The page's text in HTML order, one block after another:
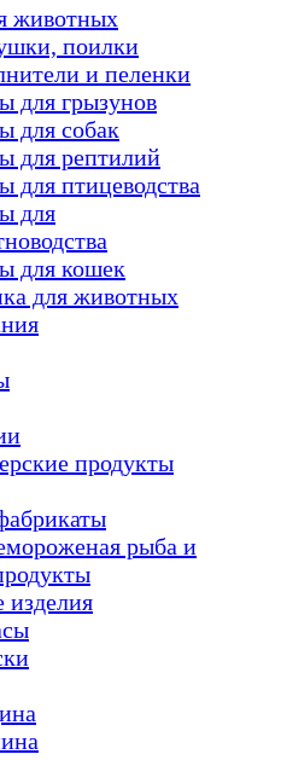
животных
поилки
и пеленки
для грызунов
для собак
для рептилий
для птицеводства
для
для кошек
для животных
продукты
рыба и
изделия